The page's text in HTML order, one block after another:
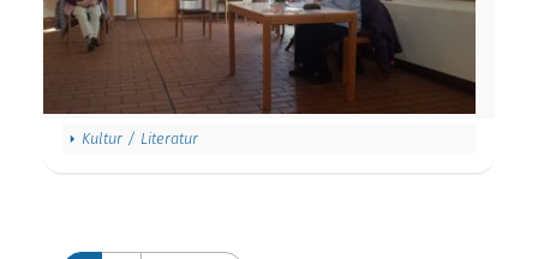
Kultur / Literatur